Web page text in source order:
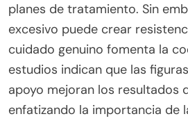
planes de tratamiento. Sin
excesivo puede crear
cuidado genuino fomenta la
estudios indican que las
apoyo mejoran los resultados
enfatizando la importancia de